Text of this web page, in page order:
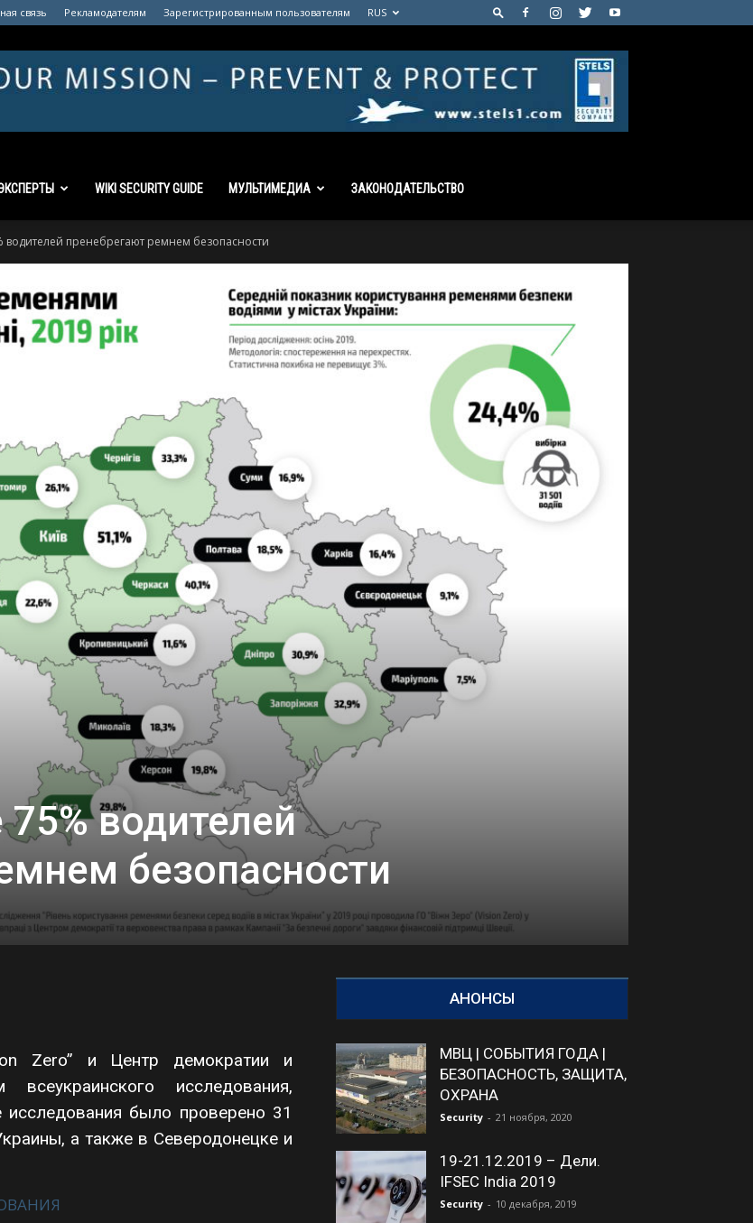
связь Рекламодателям Зарегистрированным пользователям RUS
WIKI SECURITY GUIDE МУЛЬТИМЕДИА ЗАКОНОДАТЕЛЬСТВО
водителей пренебрегают ремнем безопасности
водителей
безопасности
Zero” и Центр демократии и
исследования,
было проверено 31
а также в Северодонецке и
АНОНСЫ
МВЦ | СОБЫТИЯ ГОДА |
БЕЗОПАСНОСТЬ, ЗАЩИТА,
ОХРАНА
Security - 21 ноября, 2020
19-21.12.2019 – Дели.
IFSEC India 2019
Security - 10 декабря, 2019